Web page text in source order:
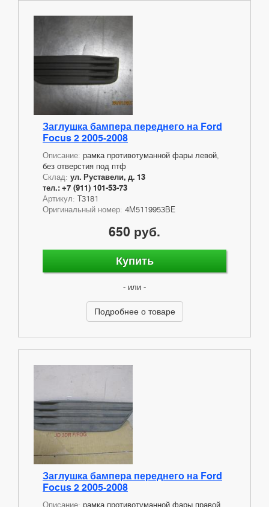
Заглушка бампера переднего на Ford
Focus 2 2005-2008
Описание: рамка противотуманной фары левой,
без отверстия под птф
Склад: ул. Руставели, д. 13
тел.: +7 (911) 101-53-73
Артикул: T3181
Оригинальный номер: 4M5119953BE
650 руб.
Купить
- или -
Подробнее о товаре
Заглушка бампера переднего на Ford
Focus 2 2005-2008
Описание: рамка противотуманной фары правой,